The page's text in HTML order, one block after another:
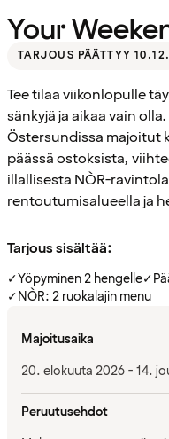
Your
TARJOUS PÄÄTTYY 10.12.
Tee tilaa viikonlopulle
sänkyjä ja aikaa vain
Östersundissa majoitut
päässä ostoksista,
illallisesta NÒR-
rentoutumisalueella ja
Tarjous sisältää:
✓Yöpyminen 2 hengelle✓
✓NÒR: 2 ruokalajin menu
Majoitusaika
20. elokuuta 2026 - 14.
Peruutusehdot